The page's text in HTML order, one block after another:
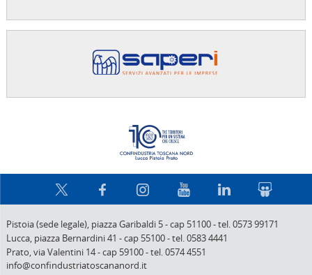
Pistoia (sede legale), piazza Garibaldi 5-cap 51100-tel. 0573 99171
Lucca, piazza Bernardini 41 -cap 55100-tel. 0583 4441
Prato,via Valentini 14-cap 59100-tel. 0574 4551
info@confindustriatoscananord.it